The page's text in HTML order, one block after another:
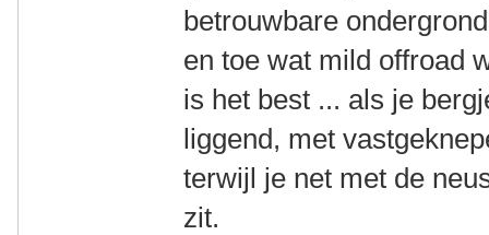
betrouwbare
en toe wat mild offroad
is het best ... als je
liggend, met
terwijl je net met de
zit.